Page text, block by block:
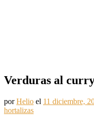
Verduras al
porHelio el 11 diciembre,
hortalizas